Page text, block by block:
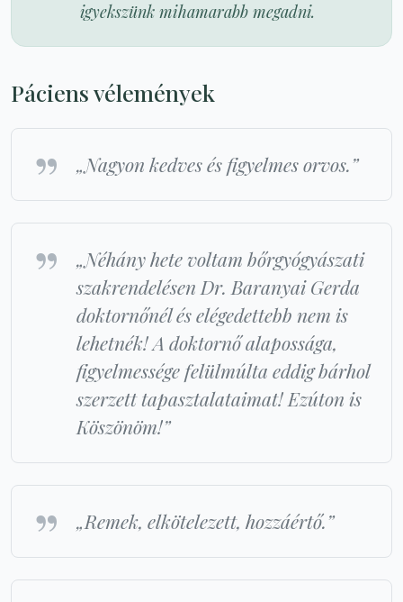
igyekszünk mihamarabb megadni.
Páciens vélemények
„Nagyon kedves és figyelmes orvos.”
„Néhány hete voltam bőrgyógyászati
szakrendelésen Dr. Baranyai Gerda
doktornőnél és elégedettebb nem is
lehetnék! A doktornő alapossága,
figyelmessége felülmúlta eddig bárhol
szerzett tapasztalataimat! Ezúton is
Köszönöm!”
„Remek, elkötelezett, hozzáértő.”